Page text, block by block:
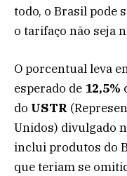
todo, o Brasil pode
o tarifaço não seja
O porcentual leva
esperado de 12,5%
do USTR
Unidos) divulgado
inclui produtos do
que teriam se